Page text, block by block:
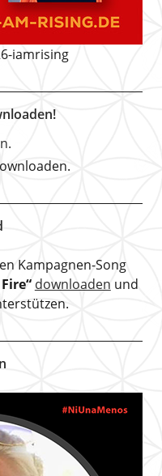
iamrising
Kampagnen-Song
downloaden und